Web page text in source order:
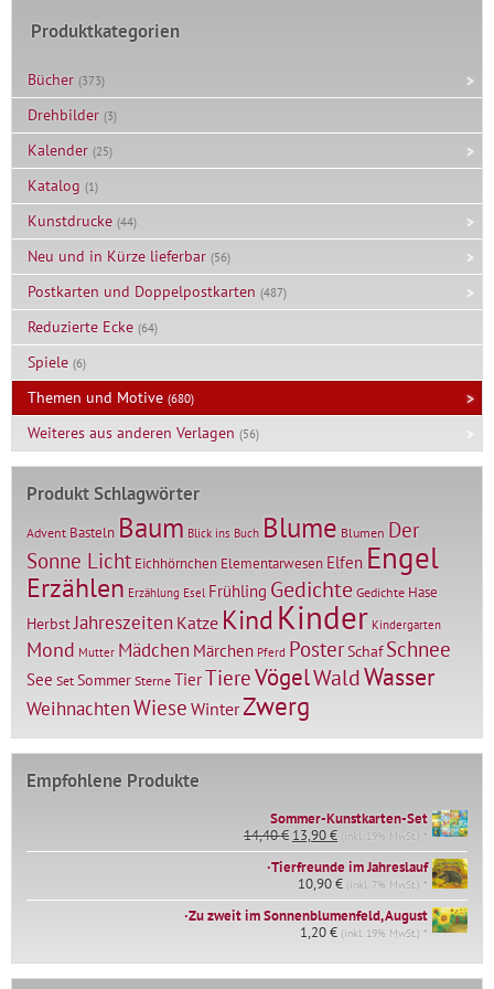
Produktkategorien
Bücher (373)
Drehbilder (3)
Kalender (25)
Katalog (1)
Kunstdrucke (44)
Neu und in Kürze lieferbar (56)
Postkarten und Doppelpostkarten (487)
Reduzierte Ecke (64)
Spiele (6)
Themen und Motive (680)
Weiteres aus anderen Verlagen (56)
Produkt Schlagwörter
Advent Basteln Baum Blick ins Buch Blume Blumen Der
Sonne Licht Eichhörnchen Elementarwesen Elfen Engel
Erzählen Erzählung Esel Frühling Gedichte Gedichte Hase
HerbstJahreszeitenKatze KindKinder Kindergarten
Mond Mutter Mädchen Märchen Pferd PosterSchaf Schnee
See Set Sommer Sterne TierTiereVögelWaldWasser
WeihnachtenWiese WinterZwerg
Empfohlene Produkte
Sommer-Kunstkarten-Set
14,40€ Ursprünglicher
Preis
war:
14,40 €
13,90€Aktueller
Preis
ist:
13,90 €.
(inkl. 19% MwSt.) *
∙Tierfreunde im Jahreslauf
10,90€ (inkl. 7% MwSt.) *
∙Zu zweit im Sonnenblumenfeld, August
1,20€ (inkl. 19% MwSt.) *